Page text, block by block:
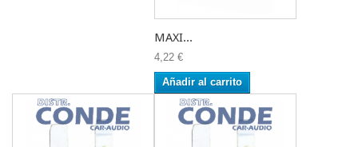
MAXI...
4,22 €
Añadir al carrito